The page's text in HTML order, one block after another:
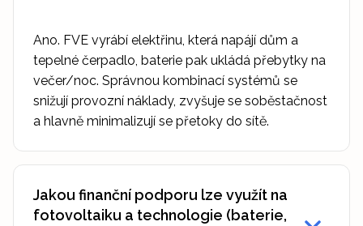
Ano. FVE vyrábí elektřinu, která napájí dům a
tepelné čerpadlo, baterie pak ukládá přebytky na
večer/noc. Správnou kombinací systémů se
snižují provozní náklady, zvyšuje se soběstačnost
a hlavně minimalizují se přetoky do sítě.
Jakou finanční podporu lze využít na
fotovoltaiku a technologie (baterie,